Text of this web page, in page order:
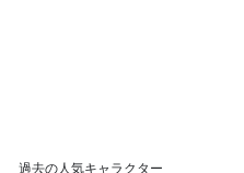
過去の人気キャラクター